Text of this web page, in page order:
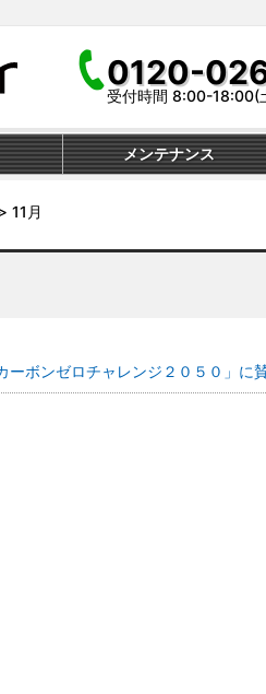
0120-
受付時間 8:00-18:00(
メンテナンス
11月
ーボンゼロチャレンジ２０５０」に